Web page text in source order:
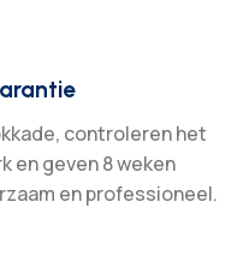
controleren het
en geven 8 weken
en professioneel.